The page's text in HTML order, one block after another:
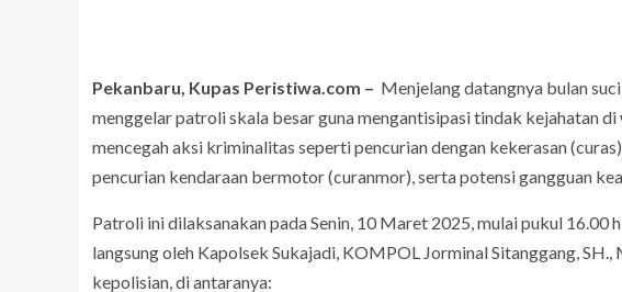
Pekanbaru, Kupas Peristiwa.com – Menjelang datangnya bulan
menggelar patroli skala besar guna mengantisipasi tindak kejahatan
mencegah aksi kriminalitas seperti pencurian dengan kekerasan
pencurian kendaraan bermotor (curanmor), serta potensi gangguan
Patroli ini dilaksanakan pada Senin, 10 Maret 2025, mulai pukul
langsung oleh Kapolsek Sukajadi, KOMPOL Jorminal Sitanggang,
kepolisian, di antaranya: